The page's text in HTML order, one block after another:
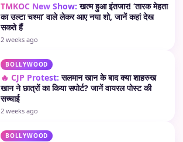
TMKOC New Show: खत्म हुआ इंतजार! ‘तारक मेहता
का उल्टा चश्मा’ वाले लेकर आए नया शो, जानें कहां देख
सकते हैं
2 weeks ago
BOLLYWOOD
🔥 CJP Protest: सलमान खान के बाद क्या शाहरुख
खान ने छात्रों का किया सपोर्ट? जानें वायरल पोस्ट की
सच्चाई
2 weeks ago
BOLLYWOOD